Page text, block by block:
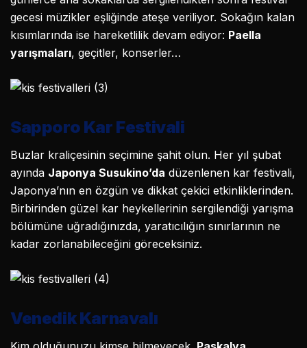
gecesi müzikler eşliğinde ateşe veriliyor. Sokağın kalan
kısımlarında ise hareketlilik devam ediyor: Paella
yarışmaları, geçitler, konserler…
Sapporo Kar Festivali
Buzlar kraliçesinin seçimine şahit olun. Her yıl şubat
ayında Japonya Susukino’da düzenlenen kar festivali,
Japonya’nın en özgün ve dikkat çekici etkinliklerinden.
Birbirinden güzel kar heykellerinin sergilendiği yarışma
bölümüne uğradığınızda, yaratıcılığın sınırlarının ne
kadar zorlanabileceğini göreceksiniz.
Venedik Karnavalı